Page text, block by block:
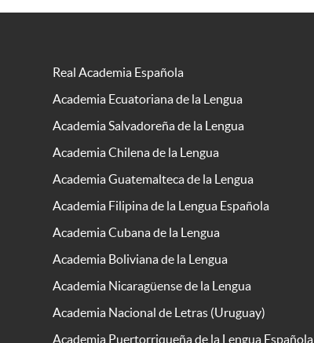
Real Academia Española
Academia Ecuatoriana de la Lengua
Academia Salvadoreña de la Lengua
Academia Chilena de la Lengua
Academia Guatemalteca de la Lengua
Academia Filipina de la Lengua Española
Academia Cubana de la Lengua
Academia Boliviana de la Lengua
Academia Nicaragüense de la Lengua
Academia Nacional de Letras (Uruguay)
Academia Puertorriqueña de la Lengua Española